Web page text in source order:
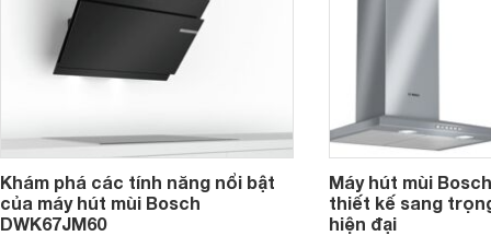
phát huy sức mạnh.
Khám phá các tính năng nổi bật
của máy hút mùi Bosch
DWK67JM60
Máy hút mùi
thiết kế sang
hiện đại